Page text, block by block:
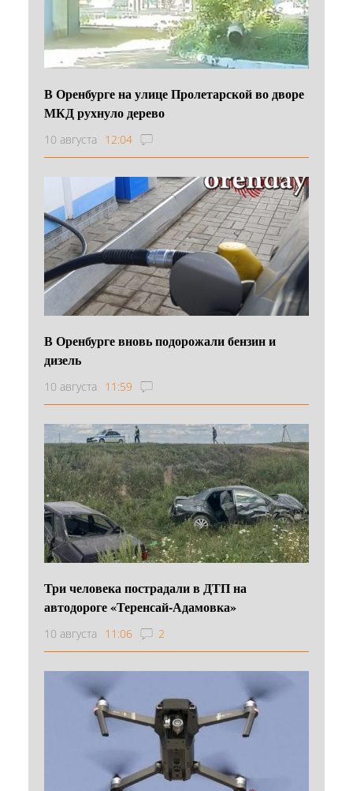
В Оренбурге на улице Пролетарской во дворе
МКД рухнуло дерево
10 августа 12:04
В Оренбурге вновь подорожали бензин и
дизель
10 августа 11:59
Три человека пострадали в ДТП на
автодороге «Теренсай-Адамовка»
10 августа 11:06 2